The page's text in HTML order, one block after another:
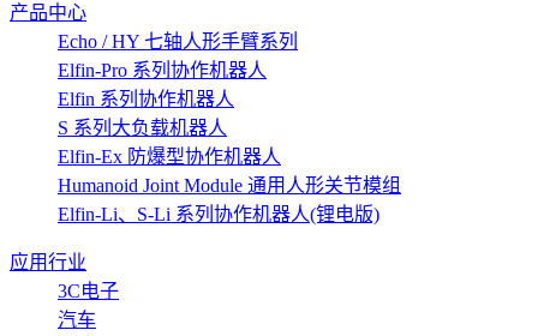
产品中心
Echo / HY 七轴人形手臂系列
Elfin-Pro 系列协作机器人
Elfin 系列协作机器人
S 系列大负载机器人
Elfin-Ex 防爆型协作机器人
Humanoid Joint Module 通用人形关节模组
Elfin-Li、S-Li 系列协作机器人(锂电版)
应用行业
3C电子
汽车